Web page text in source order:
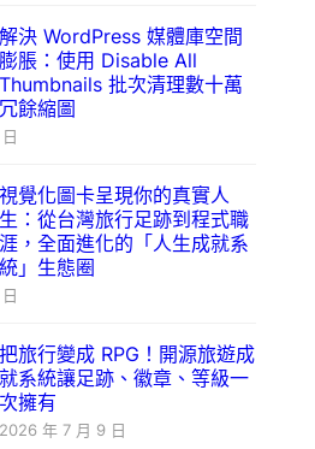
解決 WordPress 媒體庫空間
膨脹：使用 Disable All
Thumbnails 批次清理數十萬
冗餘縮圖
視覺化圖卡呈現你的真實人
生：從台灣旅行足跡到程式職
涯，全面進化的「人生成就系
統」生態圈
把旅行變成 RPG！開源旅遊成
就系統讓足跡、徽章、等級一
次擁有
2026 年 7 月 9 日